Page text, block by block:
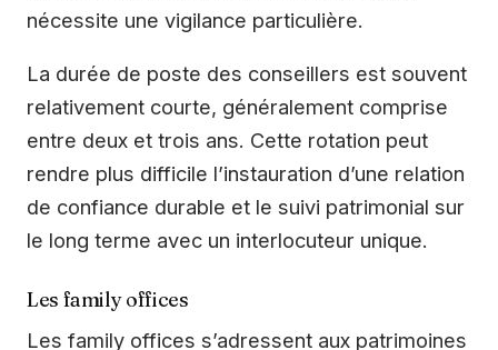
nécessite une vigilance particulière.
La durée de poste des conseillers est souvent
relativement courte, généralement comprise
entre deux et trois ans. Cette rotation peut
rendre plus difficile l’instauration d’une relation
de confiance durable et le suivi patrimonial sur
le long terme avec un interlocuteur unique.
Les family offices
Les family offices s’adressent aux patrimoines